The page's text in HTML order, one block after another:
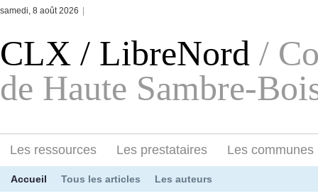
samedi, 8 août 2026
CLX / LibreNord /
de Haute Sambre-
Les ressources Les prestataires Les communes
Accueil Tous les articles Les auteurs